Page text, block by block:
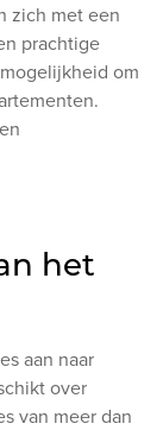
zich met een
prachtige
om
het
aan naar
over
van meer dan